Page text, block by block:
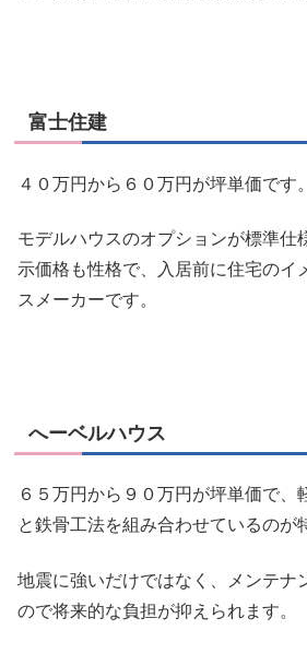
富士住建
４０万円から６０万円が坪単価です。
モデルハウスのオプションが標準仕
示価格も性格で、入居前に住宅のイ
スメーカーです。
へーベルハウス
６５万円から９０万円が坪単価で、
と鉄骨工法を組み合わせているのが
地震に強いだけではなく、
メンテナ
ので将来的な負担が抑えられます。